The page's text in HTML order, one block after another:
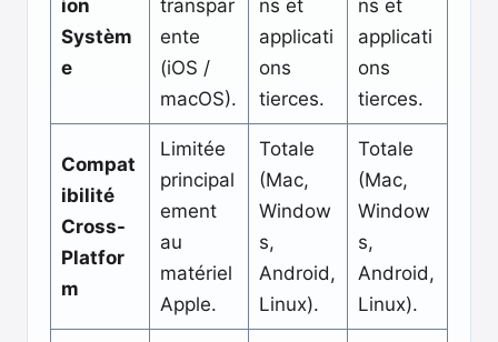
ion
Systèm
e
transpar
ente
(iOS /
macOS).
ns et
applicati
ons
tierces.
ns et
applicati
ons
tierces.
Compat
ibilité
Cross-
Platfor
m
Limitée
principal
ement
au
matériel
Apple.
Totale
(Mac,
Window
s,
Android,
Linux).
Totale
(Mac,
Window
s,
Android,
Linux).